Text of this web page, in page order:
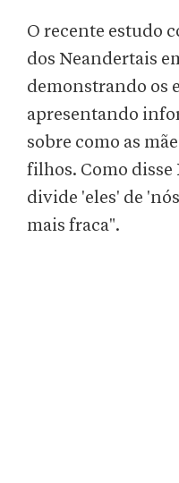
O recente estudo
dos Neandertais
demonstrando os
apresentando
sobre como as
filhos. Como disse
divide 'eles' de
mais fraca".